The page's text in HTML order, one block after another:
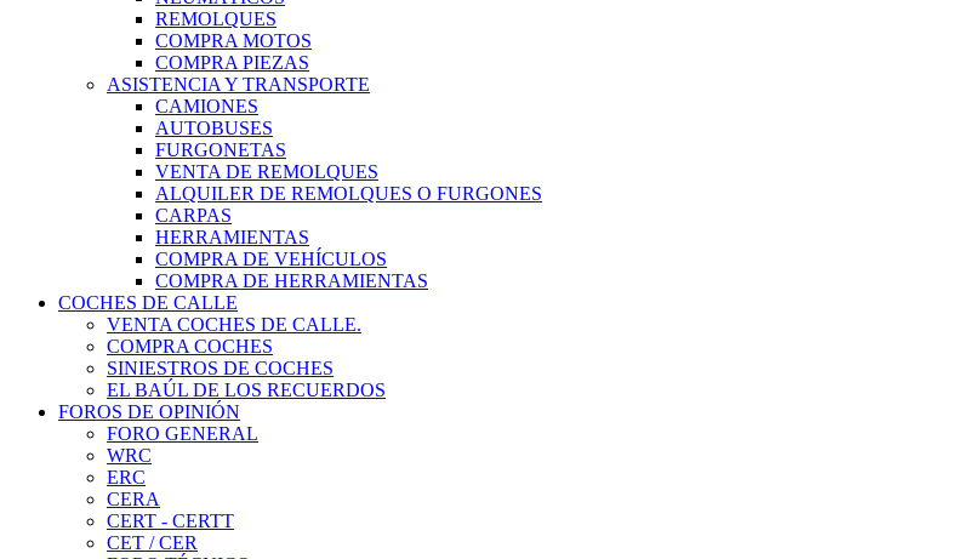
REMOLQUES
COMPRA MOTOS
COMPRA PIEZAS
ASISTENCIA Y TRANSPORTE
CAMIONES
AUTOBUSES
FURGONETAS
VENTA DE REMOLQUES
ALQUILER DE REMOLQUES O FURGONES
CARPAS
HERRAMIENTAS
COMPRA DE VEHÍCULOS
COMPRA DE HERRAMIENTAS
COCHES DE CALLE
VENTA COCHES DE CALLE.
COMPRA COCHES
SINIESTROS DE COCHES
EL BAÚL DE LOS RECUERDOS
FOROS DE OPINIÓN
FORO GENERAL
WRC
ERC
CERA
CERT - CERTT
CET / CER